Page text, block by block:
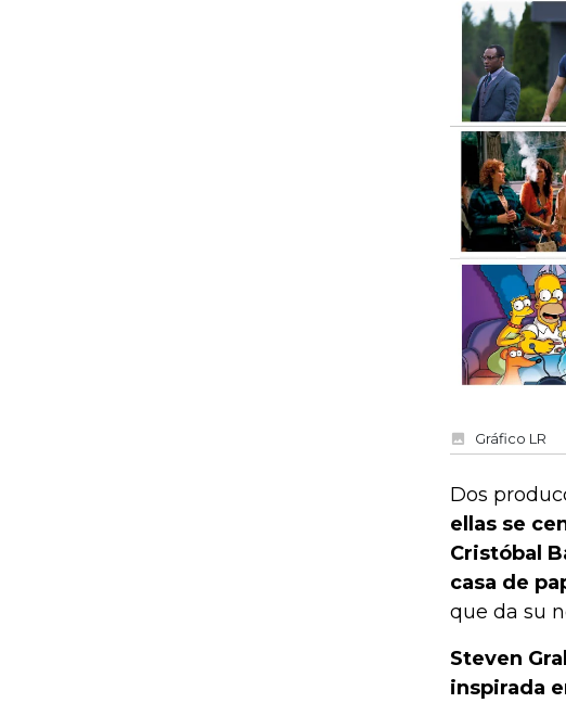
Gráfico LR
Dos
ellas se
Cristóbal
casa de
que da su
Steven
inspirada